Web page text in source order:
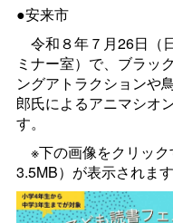
●安来市
令和８年７月26日（
ミナー室）で、ブラッ
ングアトラクションや
郎氏によるアニマシオ
す。
※下の画像をクリッ
3.5MB）が表示されます